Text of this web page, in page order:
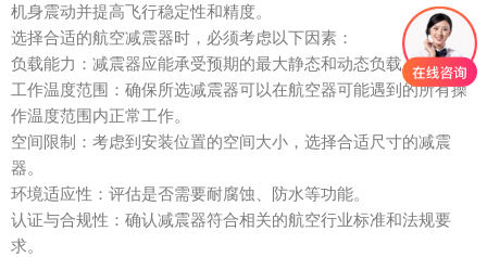
机身震动并提高飞行稳定性和精度。
选择合适的航空减震器时，必须考虑以下因素：
负载能力：减震器应能承受预期的最大静态和动态负载。
工作温度范围：确保所选减震器可以在航空器可能遇到的所有操
作温度范围内正常工作。
空间限制：考虑到安装位置的空间大小，选择合适尺寸的减震
器。
环境适应性：评估是否需要耐腐蚀、防水等功能。
认证与合规性：确认减震器符合相关的航空行业标准和法规要
求。